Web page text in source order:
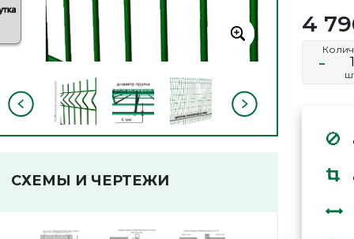
СХЕМЫ И ЧЕРТЕЖИ
4
-